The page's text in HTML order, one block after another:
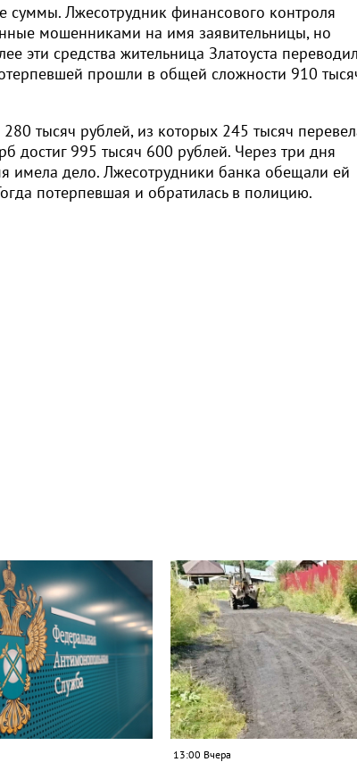
суммы. Лжесотрудник финансового контроля
мошенниками на имя заявительницы, но
эти средства жительница Златоуста
прошли в общей сложности 910
тысяч рублей, из которых 245 тысяч
достиг 995 тысяч 600 рублей. Через три дня
имела дело. Лжесотрудники банка обещали ей
потерпевшая и обратилась в полицию.
13:00 Вчера